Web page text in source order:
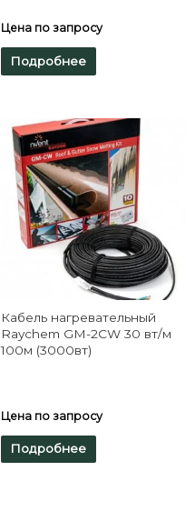
Цена по запросу
Подробнее
Кабель нагревательный
Raychem GM-2CW 30 вт/м
100м (3000вт)
Цена по запросу
Подробнее